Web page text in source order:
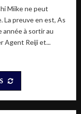
Miike ne peut
La preuve en est, As
à sortir au
Agent Reiji et...